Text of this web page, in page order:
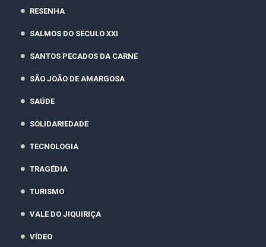
RESENHA
SALMOS DO SÉCULO XXI
SANTOS PECADOS DA CARNE
SÃO JOÃO DE AMARGOSA
SAÚDE
SOLIDARIEDADE
TECNOLOGIA
TRAGÉDIA
TURISMO
VALE DO JIQUIRIÇA
VÍDEO